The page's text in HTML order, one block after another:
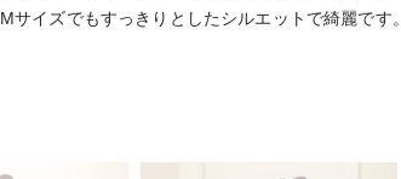
Mサイズでもすっきりとしたシルエットで綺麗です。